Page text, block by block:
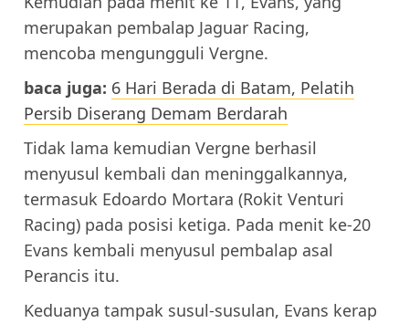
merupakan pembalap Jaguar Racing,
mencoba mengungguli Vergne.
baca juga: 6 Hari Berada di Batam, Pelatih
Persib Diserang Demam Berdarah
Tidak lama kemudian Vergne berhasil
menyusul kembali dan meninggalkannya,
termasuk Edoardo Mortara (Rokit Venturi
Racing) pada posisi ketiga. Pada menit ke-20
Evans kembali menyusul pembalap asal
Perancis itu.
Keduanya tampak susul-susulan, Evans kerap